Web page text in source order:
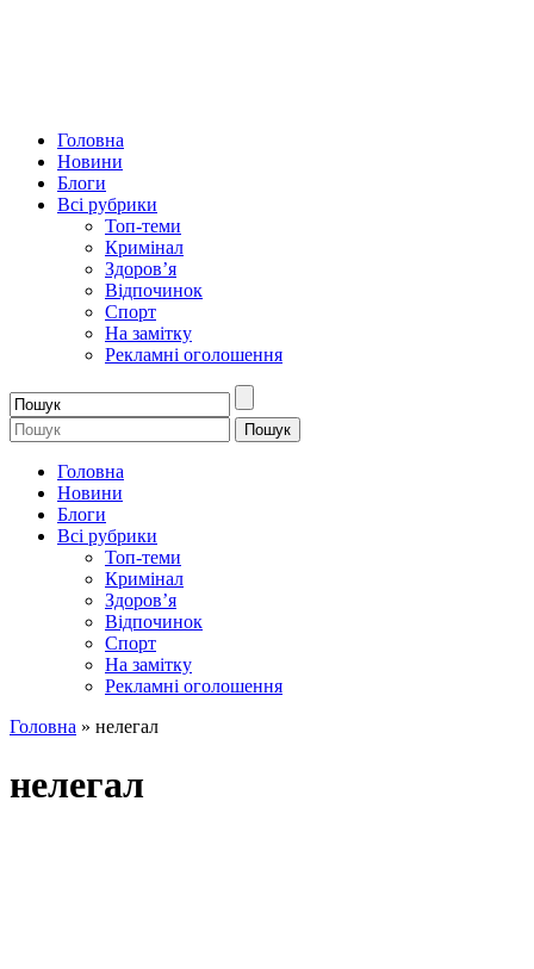
Головна
Новини
Блоги
Всі рубрики
Топ-теми
Кримінал
Здоров’я
Відпочинок
Спорт
На замітку
Рекламні оголошення
Головна
Новини
Блоги
Всі рубрики
Топ-теми
Кримінал
Здоров’я
Відпочинок
Спорт
На замітку
Рекламні оголошення
Головна » нелегал
нелегал